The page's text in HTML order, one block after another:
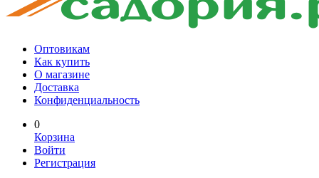
Оптовикам
Как купить
О магазине
Доставка
Конфиденциальность
0
Корзина
Войти
Регистрация